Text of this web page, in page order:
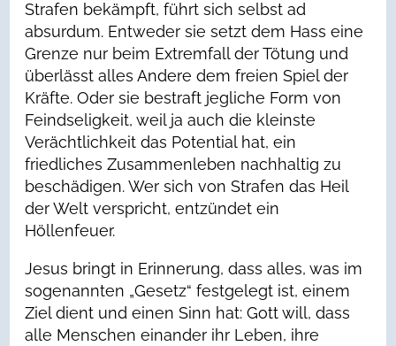
Strafen bekämpft, führt sich selbst ad
absurdum. Entweder sie setzt dem Hass eine
Grenze nur beim Extremfall der Tötung und
überlässt alles Andere dem freien Spiel der
Kräfte. Oder sie bestraft jegliche Form von
Feindseligkeit, weil ja auch die kleinste
Verächtlichkeit das Potential hat, ein
friedliches Zusammenleben nachhaltig zu
beschädigen. Wer sich von Strafen das Heil
der Welt verspricht, entzündet ein
Höllenfeuer.
Jesus bringt in Erinnerung, dass alles, was im
sogenannten „Gesetz“ festgelegt ist, einem
Ziel dient und einen Sinn hat: Gott will, dass
alle Menschen einander ihr Leben, ihre